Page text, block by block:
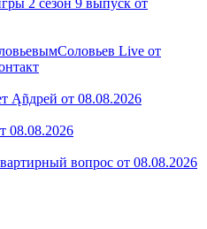
Соловьев Live от
Ąñдpей от 08.08.2026
08.08.2026
вопрос от 08.08.2026